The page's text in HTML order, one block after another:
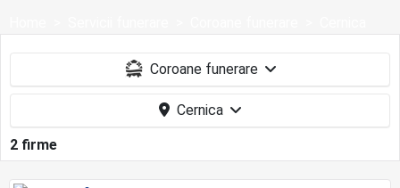
2 firme